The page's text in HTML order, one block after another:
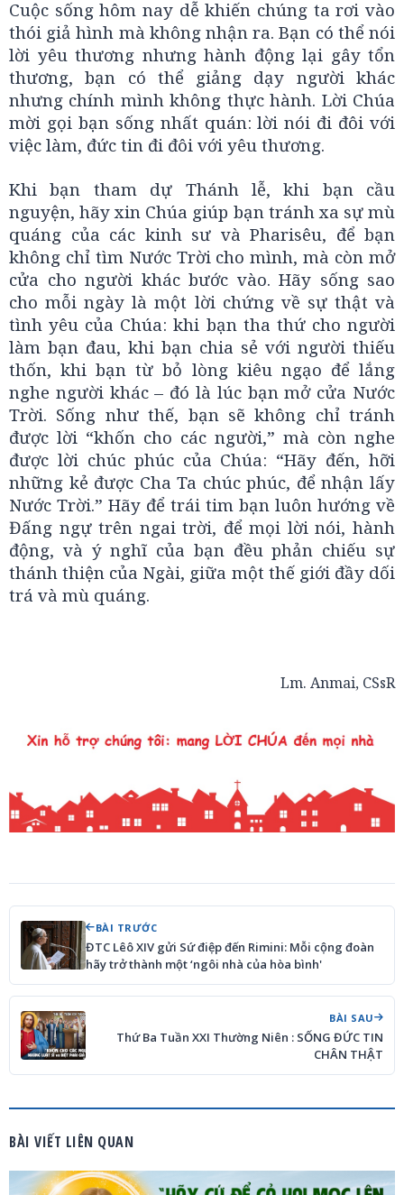
Cuộc sống hôm nay dễ khiến chúng ta rơi vào
thói giả hình mà không nhận ra. Bạn có thể nói
lời yêu thương nhưng hành động lại gây tổn
thương, bạn có thể giảng dạy người khác
nhưng chính mình không thực hành. Lời Chúa
mời gọi bạn sống nhất quán: lời nói đi đôi với
việc làm, đức tin đi đôi với yêu thương.
Khi bạn tham dự Thánh lễ, khi bạn cầu
nguyện, hãy xin Chúa giúp bạn tránh xa sự mù
quáng của các kinh sư và Pharisêu, để bạn
không chỉ tìm Nước Trời cho mình, mà còn mở
cửa cho người khác bước vào. Hãy sống sao
cho mỗi ngày là một lời chứng về sự thật và
tình yêu của Chúa: khi bạn tha thứ cho người
làm bạn đau, khi bạn chia sẻ với người thiếu
thốn, khi bạn từ bỏ lòng kiêu ngạo để lắng
nghe người khác – đó là lúc bạn mở cửa Nước
Trời. Sống như thế, bạn sẽ không chỉ tránh
được lời “khốn cho các người,” mà còn nghe
được lời chúc phúc của Chúa: “Hãy đến, hỡi
những kẻ được Cha Ta chúc phúc, để nhận lấy
Nước Trời.” Hãy để trái tim bạn luôn hướng về
Đấng ngự trên ngai trời, để mọi lời nói, hành
động, và ý nghĩ của bạn đều phản chiếu sự
thánh thiện của Ngài, giữa một thế giới đầy dối
trá và mù quáng.
Lm. Anmai, CSsR
BÀI TRƯỚC
ĐTC Lêô XIV gửi Sứ điệp đến Rimini: Mỗi cộng đoàn
hãy trở thành một ‘ngôi nhà của hòa bình'
BÀI SAU
Thứ Ba Tuần XXI Thường Niên : SỐNG ĐỨC TIN
CHÂN THẬT
BÀI VIẾT LIÊN QUAN